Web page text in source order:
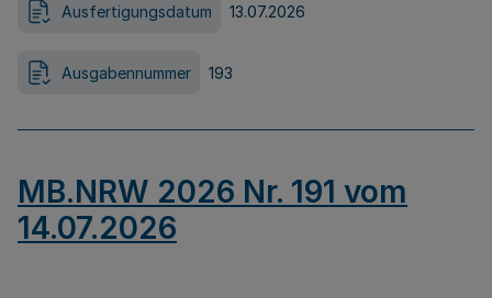
Ausfertigungsdatum 13.07.2026
Ausgabennummer 193
MB.NRW 2026 Nr. 191 vom
14.07.2026